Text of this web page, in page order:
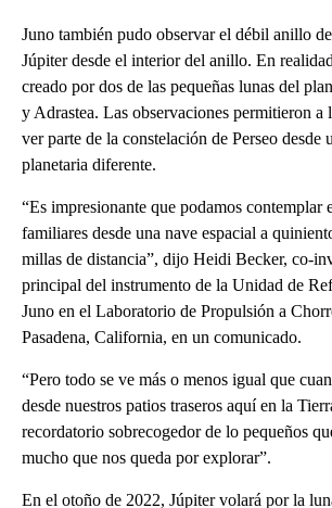
Juno también pudo observar el débil anillo
Júpiter desde el interior del anillo. En
creado por dos de las pequeñas lunas del
y Adrastea. Las observaciones permitieron a
ver parte de la constelación de Perseo desde
planetaria diferente.
“Es impresionante que podamos contemplar
familiares desde una nave espacial a
millas de distancia”, dijo Heidi Becker, co-
principal del instrumento de la Unidad de
Juno en el Laboratorio de Propulsión a
Pasadena, California, en un comunicado.
“Pero todo se ve más o menos igual que
desde nuestros patios traseros aquí en la
recordatorio sobrecogedor de lo pequeños
mucho que nos queda por explorar”.
En el otoño de 2022, Júpiter volará por la